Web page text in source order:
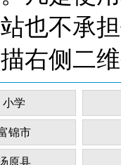
也不承
右侧二
小学
锦市
原县